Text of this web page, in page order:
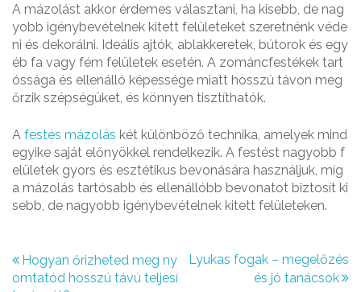
A mázolást akkor érdemes választani, ha kisebb, de nag
yobb igénybevételnek kitett felületeket szeretnénk véde
ni és dekorálni. Ideális ajtók, ablakkeretek, bútorok és egy
éb fa vagy fém felületek esetén. A zománcfestékek tart
óssága és ellenálló képessége miatt hosszú távon meg
őrzik szépségüket, és könnyen tisztíthatók.
A festés mázolás két különböző technika, amelyek mind
egyike saját előnyökkel rendelkezik. A festést nagyobb f
elületek gyors és esztétikus bevonására használjuk, míg
a mázolás tartósabb és ellenállóbb bevonatot biztosít ki
sebb, de nagyobb igénybevételnek kitett felületeken.
BHogyan őrizheted meg ny
omtatód hosszú távú teljesí
Lyukas fogak – megelőzés
és jó tanácsok